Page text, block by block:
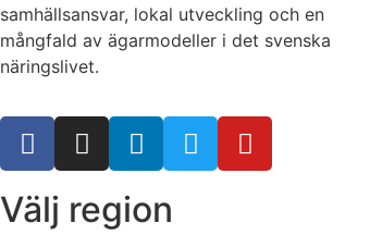
samhällsansvar, lokal utveckling och en
mångfald av ägarmodeller i det svenska
näringslivet.
Välj region